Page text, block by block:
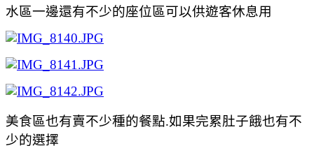
水區一邊還有不少的座位區可以供遊客休息用
美食區也有賣不少種的餐點.如果完累肚子餓也有不
少的選擇